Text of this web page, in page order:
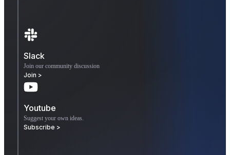
Slack
Join our community discussion
Join >
Youtube
Suggest your own ideas.
Subscribe >